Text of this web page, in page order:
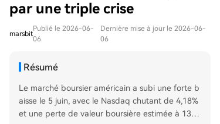
par une triple crise
marsbit
Publié le 2026-06-
06
Dernière mise à jour le 2026-06-
06
Résumé
Le marché boursier américain a subi une forte b
aisse le 5 juin, avec le Nasdaq chutant de 4,18%
et une perte de valeur boursière estimée à 1300